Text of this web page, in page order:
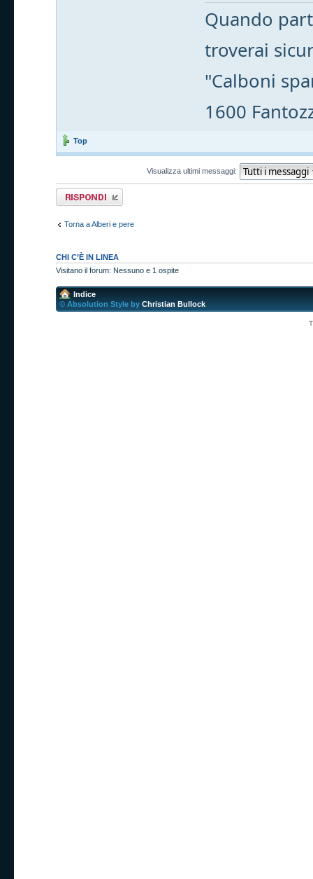
Quando
troverai
"Calboni
1600
Top
Visualizza ultimi messaggi:
Rispondi al
messaggio
Torna a Alberi e pere
CHI C’È IN LINEA
Visitano il forum: Nessuno e 1 ospite
Indice
© Absolution Style by Christian Bullock